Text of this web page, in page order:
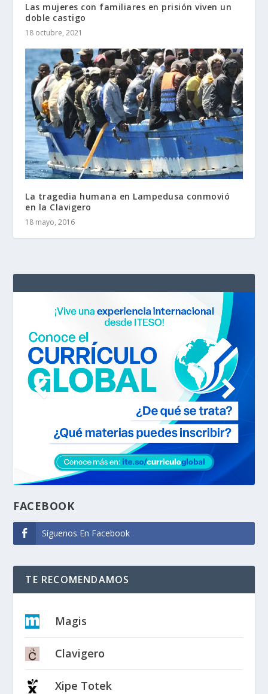
Las mujeres con familiares en prisión viven un
doble castigo
18 octubre, 2021
La tragedia humana en Lampedusa conmovió
en la Clavigero
18 mayo, 2016
FACEBOOK
Síguenos En Facebook
TE RECOMENDAMOS
Magis
Clavigero
Xipe Totek